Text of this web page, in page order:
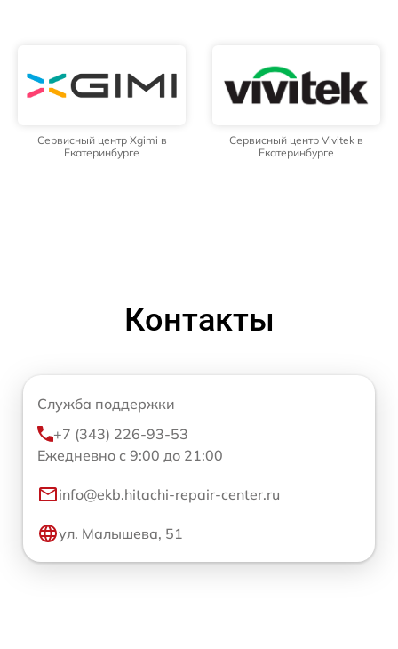
Сервисный центр Xgimi в
Екатеринбурге
Сервисный центр Vivitek в
Екатеринбурге
Контакты
Служба поддержки
+7 (343) 226-93-53
Ежедневно с 9:00 до 21:00
info@ekb.hitachi-repair-center.ru
ул. Малышева, 51